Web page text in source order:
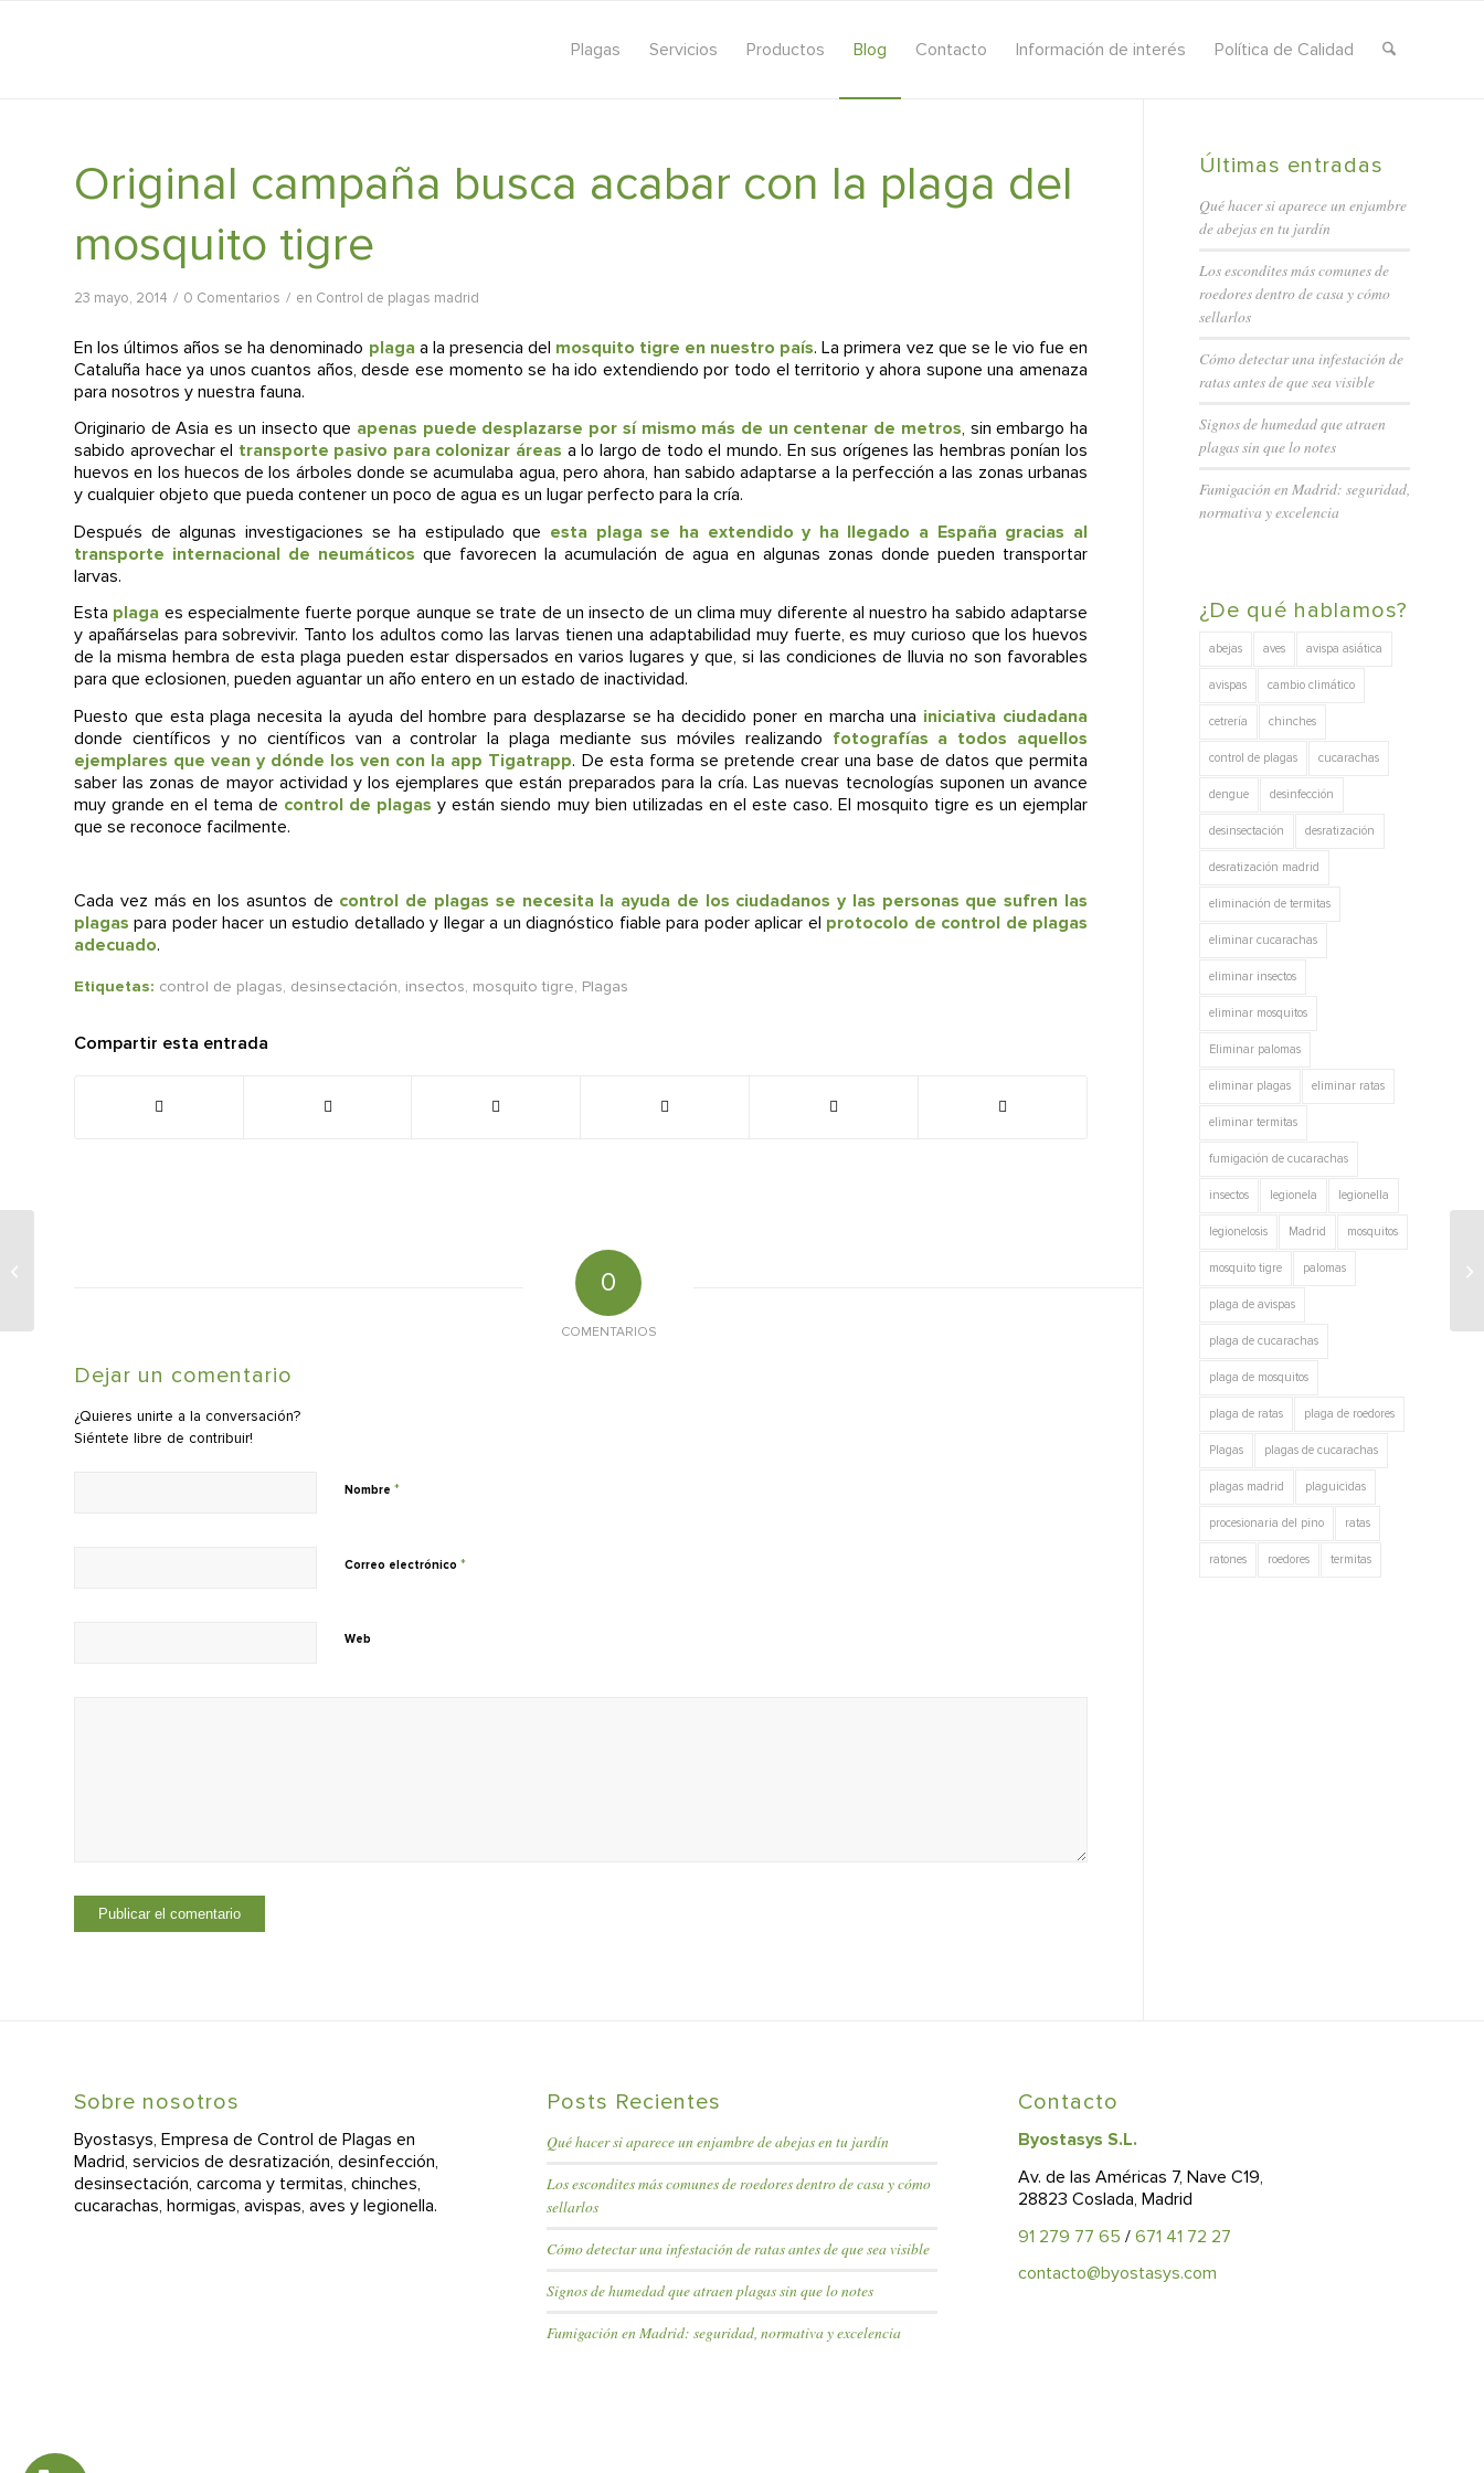
Plagas Servicios Productos Blog Contacto Información de interés Política de Calidad
Original campaña busca acabar con la plaga del
mosquito tigre
23 mayo, 2014 / 0 Comentarios / en Control de plagas madrid
En los últimos años se ha denominado plaga a la presencia del mosquito tigre en nuestro país. La primera vez que se le vio fue en
Cataluña hace ya unos cuantos años, desde ese momento se ha ido extendiendo por todo el territorio y ahora supone una amenaza
para nosotros y nuestra fauna.
Originario de Asia es un insecto que apenas puede desplazarse por sí mismo más de un centenar de metros, sin embargo ha
sabido aprovechar el transporte pasivo para colonizar áreas a lo largo de todo el mundo. En sus orígenes las hembras ponían los
huevos en los huecos de los árboles donde se acumulaba agua, pero ahora, han sabido adaptarse a la perfección a las zonas urbanas
y cualquier objeto que pueda contener un poco de agua es un lugar perfecto para la cría.
Después de algunas investigaciones se ha estipulado que esta plaga se ha extendido y ha llegado a España gracias al
transporte internacional de neumáticos que favorecen la acumulación de agua en algunas zonas donde pueden transportar
larvas.
Esta plaga es especialmente fuerte porque aunque se trate de un insecto de un clima muy diferente al nuestro ha sabido adaptarse
y apañárselas para sobrevivir. Tanto los adultos como las larvas tienen una adaptabilidad muy fuerte, es muy curioso que los huevos
de la misma hembra de esta plaga pueden estar dispersados en varios lugares y que, si las condiciones de lluvia no son favorables
para que eclosionen, pueden aguantar un año entero en un estado de inactividad.
Puesto que esta plaga necesita la ayuda del hombre para desplazarse se ha decidido poner en marcha una iniciativa ciudadana
donde científicos y no científicos van a controlar la plaga mediante sus móviles realizando fotografías a todos aquellos
ejemplares que vean y dónde los ven con la app Tigatrapp. De esta forma se pretende crear una base de datos que permita
saber las zonas de mayor actividad y los ejemplares que están preparados para la cría. Las nuevas tecnologías suponen un avance
muy grande en el tema de control de plagas y están siendo muy bien utilizadas en el este caso. El mosquito tigre es un ejemplar
que se reconoce facilmente.
Cada vez más en los asuntos de control de plagas se necesita la ayuda de los ciudadanos y las personas que sufren las
plagas para poder hacer un estudio detallado y llegar a un diagnóstico fiable para poder aplicar el protocolo de control de plagas
adecuado.
Etiquetas: control de plagas, desinsectación, insectos, mosquito tigre, Plagas
Compartir esta entrada
0
COMENTARIOS
Dejar un comentario
¿Quieres unirte a la conversación?
Siéntete libre de contribuir!
Nombre *
Correo electrónico *
Web
Últimas entradas
Qué hacer si aparece un enjambre
de abejas en tu jardín
Los escondites más comunes de
roedores dentro de casa y cómo
sellarlos
Cómo detectar una infestación de
ratas antes de que sea visible
Signos de humedad que atraen
plagas sin que lo notes
Fumigación en Madrid: seguridad,
normativa y excelencia
¿De qué hablamos?
abejas aves avispa asiática
avispas cambio climático
cetrería chinches
control de plagas cucarachas
dengue desinfección
desinsectación desratización
desratización madrid
eliminación de termitas
eliminar cucarachas
eliminar insectos
eliminar mosquitos
Eliminar palomas
eliminar plagas eliminar ratas
eliminar termitas
fumigación de cucarachas
insectos legionela legionella
legionelosis Madrid mosquitos
mosquito tigre palomas
plaga de avispas
plaga de cucarachas
plaga de mosquitos
plaga de ratas plaga de roedores
Plagas plagas de cucarachas
plagas madrid plaguicidas
procesionaria del pino ratas
ratones roedores termitas
Sobre nosotros
Byostasys, Empresa de Control de Plagas en
Madrid, servicios de desratización, desinfección,
desinsectación, carcoma y termitas, chinches,
cucarachas, hormigas, avispas, aves y legionella.
Posts Recientes
Qué hacer si aparece un enjambre de abejas en tu jardín
Los escondites más comunes de roedores dentro de casa y cómo
sellarlos
Cómo detectar una infestación de ratas antes de que sea visible
Signos de humedad que atraen plagas sin que lo notes
Fumigación en Madrid: seguridad, normativa y excelencia
Contacto
Byostasys S.L.
Av. de las Américas 7, Nave C19,
28823 Coslada, Madrid
91 279 77 65 /671 41 72 27
contacto@byostasys.com